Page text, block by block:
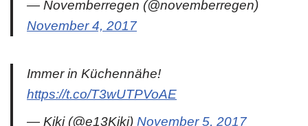
— Novemberregen (@novemberregen)
November 4, 2017
Immer in Küchennähe!
https://t.co/T3wUTPVoAE
— Kiki (@e13Kiki) November 5, 2017